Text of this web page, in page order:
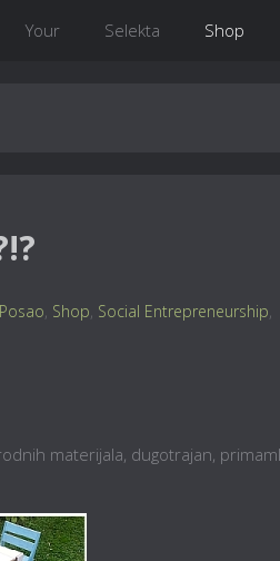
Your Selekta Shop
Posao, Shop, Social Entrepreneurship,
materijala, dugotrajan,